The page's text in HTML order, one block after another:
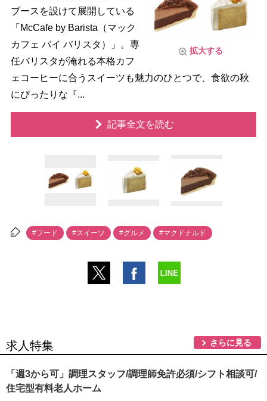
拡大する
ブースを設けて展開している
「McCafe by Barista（マック
カフェ バイ バリスタ）」。専
任バリスタが淹れる本格カフ
ェコーヒーに合うスイーツも魅力のひとつで、食欲の秋
にぴったりな『...
記事全文を読む
#フード #スイーツ #グルメ #マクドナルド
求人特集 さらに見る
「週3から可」調理スタッフ/調理師免許必須/シフト相談可/
住宅型有料老人ホーム